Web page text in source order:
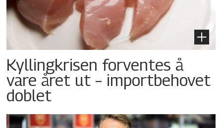
Kyllingkrisen forventes å
vare året ut – importbehovet
doblet